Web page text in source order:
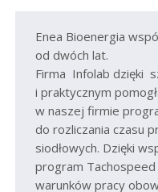
Enea Bioenergia
od dwóch lat.
Firma Infolab dzięki
i praktycznym
w naszej firmie
do rozliczania czasu
siodłowych. Dzięki
program Tachospeed
warunków pracy